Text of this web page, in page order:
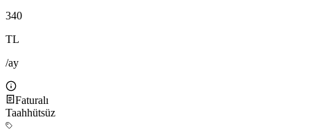
340
TL
/ay
Faturalı
Taahhütsüz